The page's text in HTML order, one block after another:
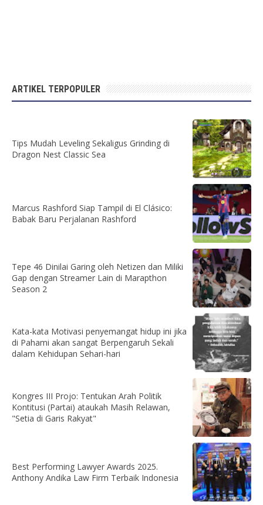
ARTIKEL TERPOPULER
Tips Mudah Leveling Sekaligus Grinding di
Dragon Nest Classic Sea
Marcus Rashford Siap Tampil di El Clásico:
Babak Baru Perjalanan Rashford
Tepe 46 Dinilai Garing oleh Netizen dan Miliki
Gap dengan Streamer Lain di Marapthon
Season 2
Kata-kata Motivasi penyemangat hidup ini jika
di Pahami akan sangat Berpengaruh Sekali
dalam Kehidupan Sehari-hari
Kongres III Projo: Tentukan Arah Politik
Kontitusi (Partai) ataukah Masih Relawan,
"Setia di Garis Rakyat"
Best Performing Lawyer Awards 2025.
Anthony Andika Law Firm Terbaik Indonesia